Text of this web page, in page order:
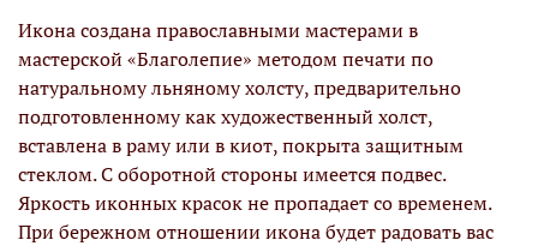
Икона создана православными мастерами в
мастерской «Благолепие» методом печати по
натуральному льняному холсту, предварительно
подготовленному как художественный холст,
вставлена в раму или в киот, покрыта защитным
стеклом. С оборотной стороны имеется подвес.
Яркость иконных красок не пропадает со временем.
При бережном отношении икона будет радовать вас